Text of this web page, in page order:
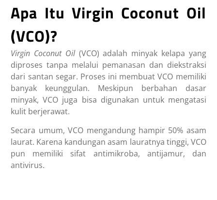
Apa Itu Virgin Coconut Oil
(VCO)?
Virgin Coconut Oil(VCO) adalah minyak kelapa yang
diproses tanpa melalui pemanasan dan diekstraksi
dari santan segar. Proses ini membuat VCO memiliki
banyak keunggulan. Meskipun berbahan dasar
minyak, VCO juga bisa digunakan untuk mengatasi
kulit berjerawat.
Secara umum, VCO mengandung hampir 50% asam
laurat. Karena kandungan asam lauratnya tinggi, VCO
pun memiliki sifat antimikroba, antijamur, dan
antivirus.